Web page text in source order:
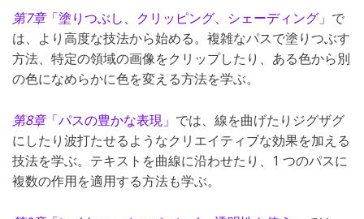
第7章「塗りつぶし、クリッピング、シェーディング」 で
は、より高度な技法から始める。複雑なパスで塗りつぶす
方法、特定の領域の画像をクリップしたり、ある色から別
の色になめらかに色を変える方法を学ぶ。
第8章「パスの豊かな表現」 では、線を曲げたりジグザグ
にしたり波打たせるようなクリエイティブな効果を加える
技法を学ぶ。テキストを曲線に沿わせたり、1 つのパスに
複数の作用を適用する方法も学ぶ。